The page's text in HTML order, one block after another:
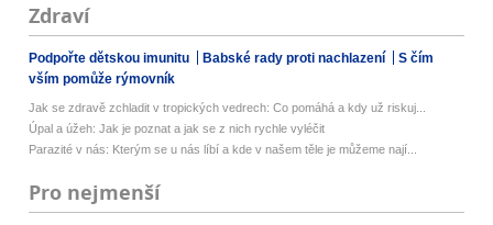
Zdraví
Podpořte dětskou imunitu Babské rady proti nachlazení
S čím
vším pomůže rýmovník
Jak se zdravě zchladit v tropických vedrech: Co pomáhá a kdy už riskuj...
Úpal a úžeh: Jak je poznat a jak se z nich rychle vyléčit
Parazité v nás: Kterým se u nás líbí a kde v našem těle je můžeme nají...
Pro nejmenší